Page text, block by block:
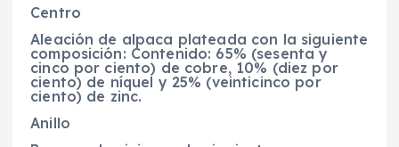
Centro
Aleación de alpaca plateada con la siguiente
composición: Contenido: 65% (sesenta y
cinco por ciento) de cobre, 10% (diez por
ciento) de níquel y 25% (veinticinco por
ciento) de zinc.
Anillo